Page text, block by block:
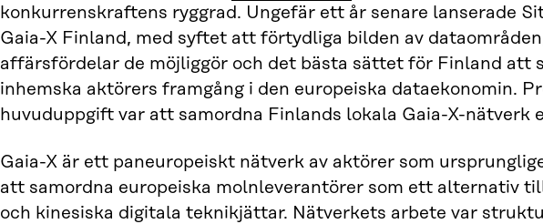
konkurrenskraftens ryggrad. Ungefär ett år senare lanserade
Gaia-X Finland, med syftet att förtydliga bilden av
affärsfördelar de möjliggör och det bästa sättet för Finland att
inhemska aktörers framgång i den europeiska dataekonomin.
huvuduppgift var att samordna Finlands lokala Gaia-X-nätverk
Gaia-X är ett paneuropeiskt nätverk av aktörer som
att samordna europeiska molnleverantörer som ett alternativ
och kinesiska digitala teknikjättar. Nätverkets arbete var